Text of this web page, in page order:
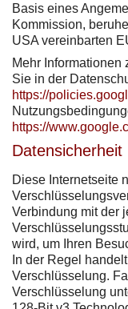
Basis eines
Kommission,
USA vereinbarten
Mehr Informationen
Sie in der
https://
https://
Datensicherheit
Diese Internetseite
Verbindung mit der
wird, um Ihren
In der Regel
Verschlüsselung.
Verschlüsselung